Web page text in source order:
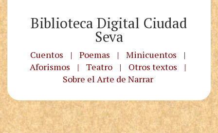
Biblioteca Digital Ciudad
Seva
Cuentos | Poemas | Minicuentos
|
Aforismos
| Teatro | Otros textos
|
Sobre el Arte de Narrar